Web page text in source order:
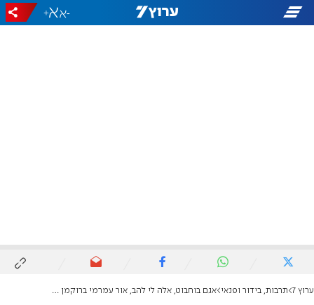
-
+
ערוץ 7 תרבות, בידור ופנאי אגם בוחבוט, אלה לי להב, אור עמרמי ברוקמן - אנחנו הדור הבא | שיר הנושא לחגיגות ה-75 למדינה